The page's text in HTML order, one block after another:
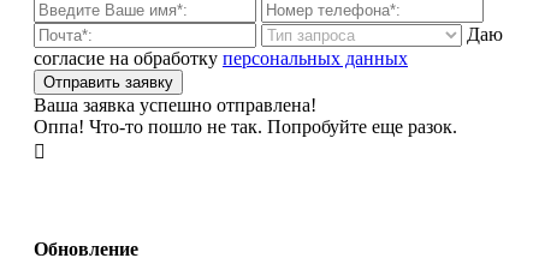
Даю
согласие на обработку персональных данных
Ваша заявка успешно отправлена!
Оппа! Что-то пошло не так. Попробуйте еще разок.

Обновление